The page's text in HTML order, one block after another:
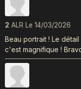
2 ALR Le 14/03/2026
Beau portrait ! Le
c'est magnifique !